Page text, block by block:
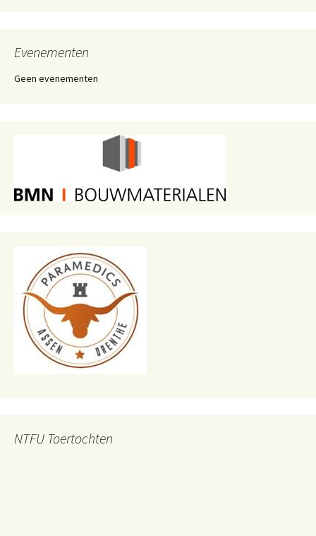
Evenementen
Geen evenementen
NTFU Toertochten